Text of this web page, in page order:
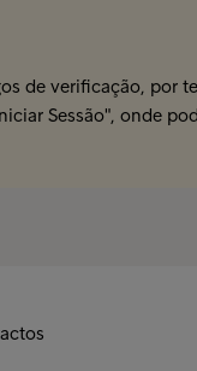
de verificação, por
Sessão", onde